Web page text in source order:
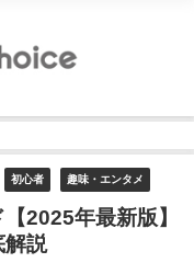
初心者 趣味・エンタメ
2025年最新版】
説